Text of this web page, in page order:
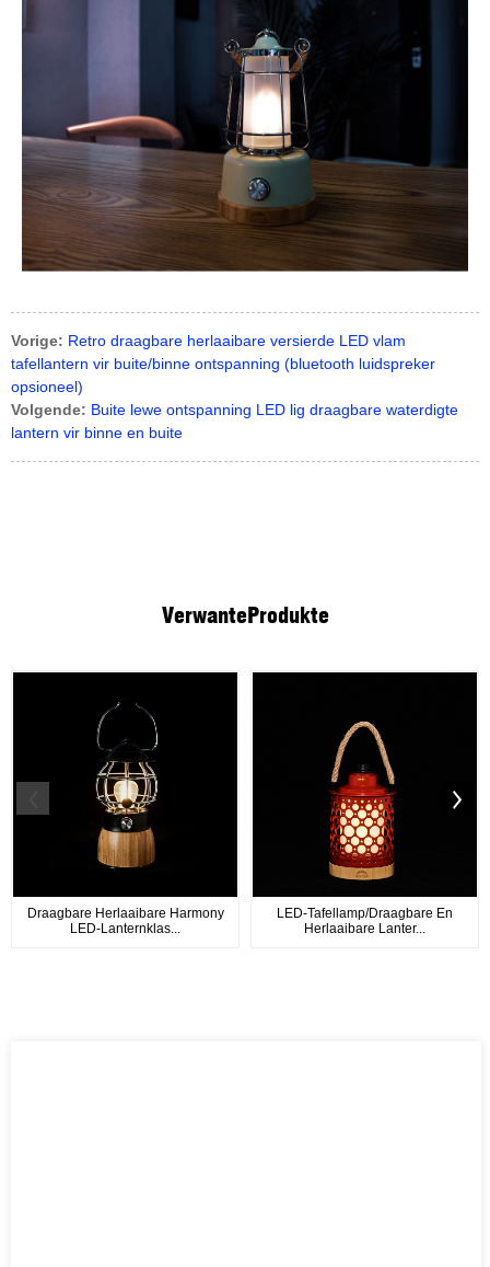
Vorige: Retro draagbare herlaaibare versierde LED vlam
tafellantern vir buite/binne ontspanning (bluetooth luidspreker
opsioneel)
Volgende: Buite lewe ontspanning LED lig draagbare waterdigte
lantern vir binne en buite
VerwanteProdukte
Draagbare Herlaaibare Harmony
LED-Lanternklas...
LED-Tafellamp/draagbare En
Herlaaibare Lanter...